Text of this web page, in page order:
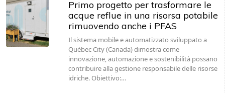
Primo progetto per trasformare le
acque reflue in una risorsa potabile
rimuovendo anche i PFAS
Il sistema mobile e automatizzato sviluppato a
Québec City (Canada) dimostra come
innovazione, automazione e sostenibilità possano
contribuire alla gestione responsabile delle risorse
idriche. Obiettivo:…